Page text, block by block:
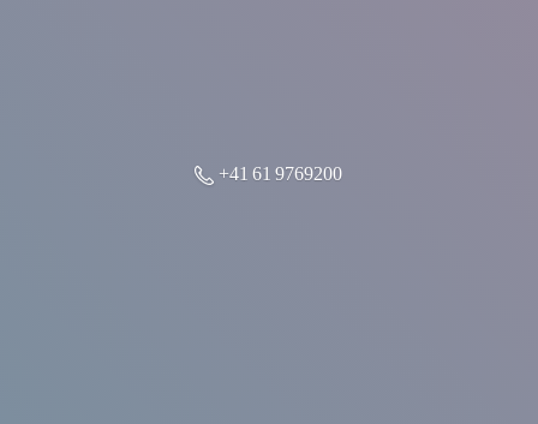
+41 61 9769200